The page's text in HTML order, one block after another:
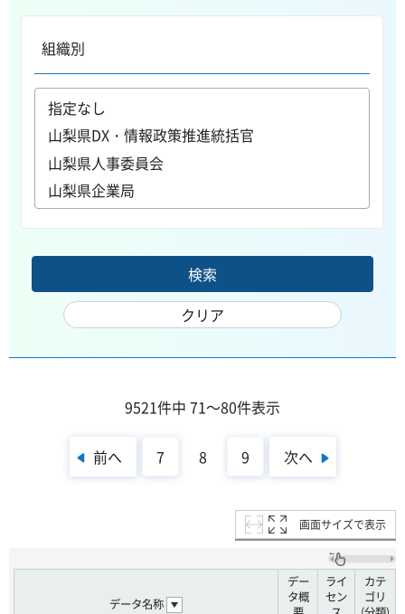
組織別
9521件中 71～80件表示
前へ 7 8 9 次へ
画面サイズで表示
データ名称
デー
タ概
ライ
セン
カテ
ゴリ